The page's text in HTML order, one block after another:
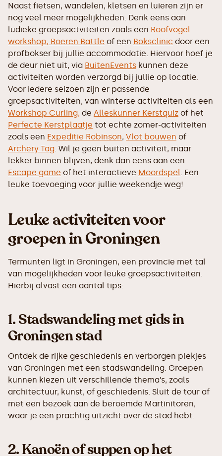
Naast fietsen, wandelen, kletsen en luieren zijn er
nog veel meer mogelijkheden. Denk eens aan
ludieke groepsactviteiten zoals een Roofvogel
workshop, Boeren Battle of een Boksclinic door een
profbokser bij jullie accommodatie. Hiervoor hoef je
de deur niet uit, via BuitenEvents kunnen deze
activiteiten worden verzorgd bij jullie op locatie.
Voor iedere seizoen zijn er passende
groepsactiviteiten, van winterse activiteiten als een
Workshop Curling, de Alleskunner Kerstquiz of het
Perfecte Kerstplaatje tot echte zomer-activiteiten
zoals een Expeditie Robinson, Vlot bouwen of
Archery Tag. Wil je geen buiten activiteit, maar
lekker binnen blijven, denk dan eens aan een
Escape game of het interactieve Moordspel. Een
leuke toevoeging voor jullie weekendje weg!
Leuke activiteiten voor
groepen in Groningen
Termunten ligt in Groningen, een provincie met tal
van mogelijkheden voor leuke groepsactiviteiten.
Hierbij alvast een aantal tips:
1.Stadswandeling met gids in
Groningen stad
Ontdek de rijke geschiedenis en verborgen plekjes
van Groningen met een stadswandeling. Groepen
kunnen kiezen uit verschillende thema’s, zoals
architectuur, kunst, of geschiedenis. Sluit de tour af
met een bezoek aan de beroemde Martinitoren,
waar je een prachtig uitzicht over de stad hebt.
2.Kanoën of suppen op het